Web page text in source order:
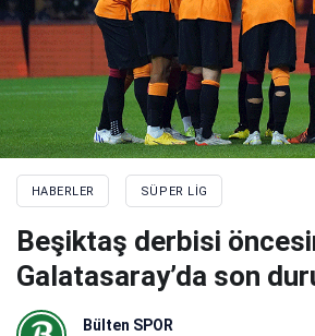
HABERLER SÜPER LIG
Beşiktaş derbisi
Galatasaray’da son
Bülten SPOR